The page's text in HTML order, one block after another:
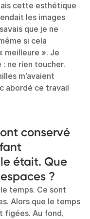
cette esthétique
les images
que je ne
si cela
meilleure ». Je
ne rien toucher.
m’avaient
abordé ce travail
conservé
était. Que
?
temps. Ce sont
Alors que le temps
figées. Au fond,